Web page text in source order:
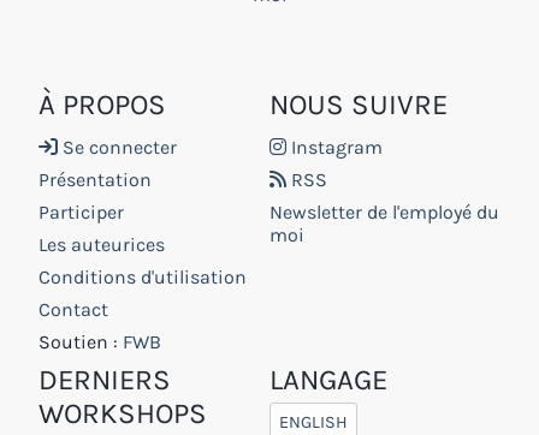
À PROPOS
Se connecter
Présentation
Participer
Les auteurices
Conditions d'utilisation
Contact
Soutien : FWB
NOUS SUIVRE
Instagram
RSS
Newsletter de l'employé du
moi
DERNIERS
WORKSHOPS
LANGAGE
ENGLISH